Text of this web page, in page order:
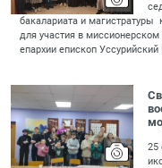
бакалариата и
для участия в
епархии епископ Уссурийский
25